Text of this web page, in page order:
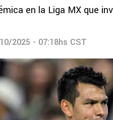
en la Liga MX que
2025 - 07:18hs CST